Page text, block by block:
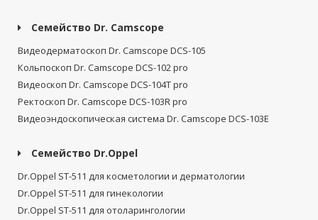
Семейство Dr. Camscope
Видеодерматоскоп Dr. Camscope DCS-105
Кольпоскоп Dr. Camscope DCS-102 pro
Видеоскоп Dr. Camscope DCS-104T pro
Ректоскоп Dr. Camscope DCS-103R pro
Видеоэндоскопическая система Dr. Camscope DCS-103E
Семейство Dr.Oppel
Dr.Oppel ST-511 для косметологии и дерматологии
Dr.Oppel ST-511 для гинекологии
Dr.Oppel ST-511 для отоларингологии